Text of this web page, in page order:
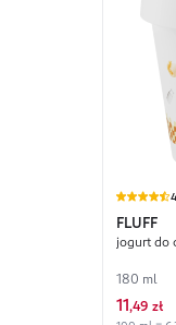
FLUFF
jogurt do
180 ml
11 ,49 zł